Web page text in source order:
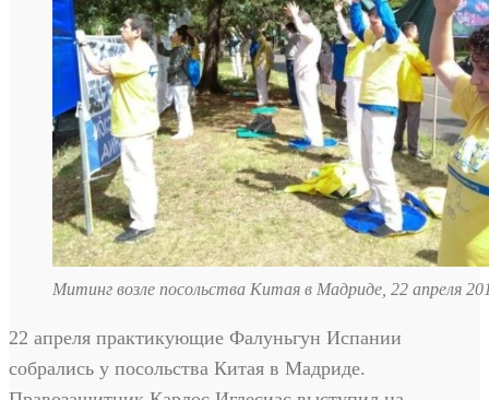
Митинг возле посольства Китая в Мадриде, 22 апреля
22 апреля практикующие Фалуньгун Испании
собрались у посольства Китая в Мадриде.